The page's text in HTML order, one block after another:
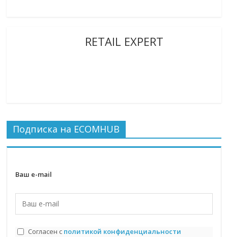
RETAIL EXPERT
Подписка на ECOMHUB
Ваш e-mail
Согласен с политикой конфиденциальности